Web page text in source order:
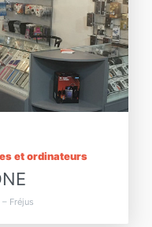
et ordinateurs
Fréjus